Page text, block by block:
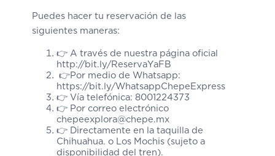
Puedes hacer tu reservación de las
siguientes maneras:
👉 A través de nuestra página oficial
http://bit.ly/ReservaYaFB
👉Por medio de Whatsapp:
https://bit.ly/WhatsappChepeExpress
👉 Vía telefónica: 8001224373
👉 Por correo electrónico
chepeexplora@chepe.mx
👉 Directamente en la taquilla de
Chihuahua. o Los Mochis (sujeto a
disponibilidad del tren).